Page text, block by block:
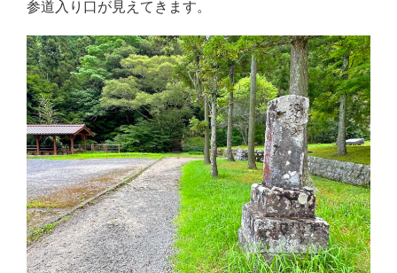
参道入り口が見えてきます。